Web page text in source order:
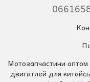
Мотозапчастини оптом
двигатлей для